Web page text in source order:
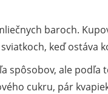
baroch.
keď ostáva
spôsobov, ale
cukru, pár